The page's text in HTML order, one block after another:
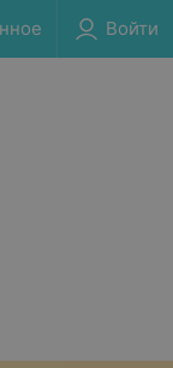
Войти